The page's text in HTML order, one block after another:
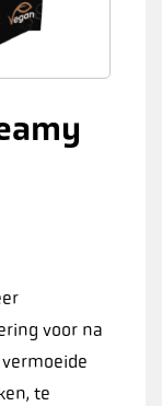
voor na
te